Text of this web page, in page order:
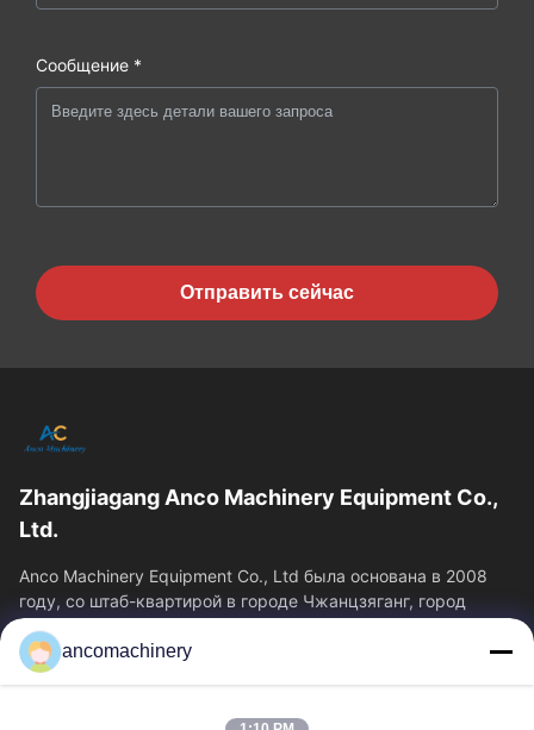
Сообщение *
Отправить сейчас
Zhangjiagang Anco Machinery Equipment Co.,
Ltd.
Anco Machinery Equipment Co., Ltd была основана в 2008
году, со штаб-квартирой в городе Чжанцзяганг, город
Сучжоу, провинция Цзянсу.
Быстрые Ссылки
ancomachinery